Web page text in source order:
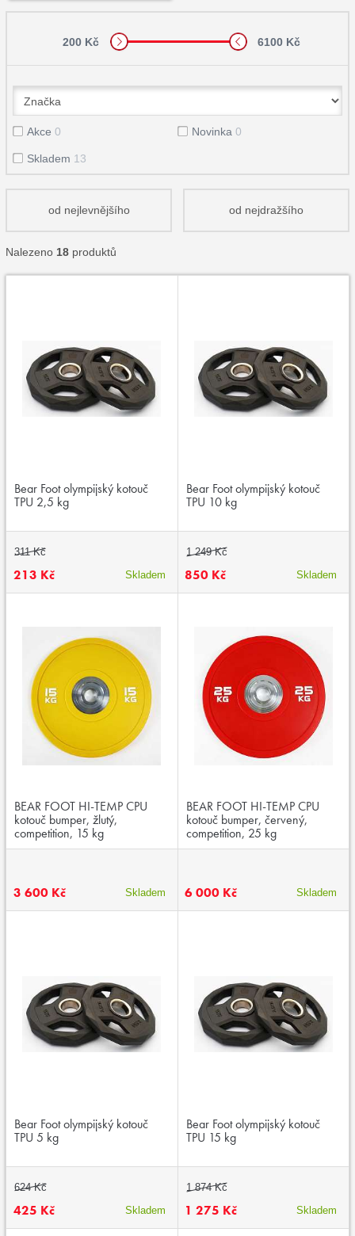
200 Kč 6100 Kč
Akce 0 Novinka 0
Skladem 13
od nejlevnějšího od nejdražšího
Nalezeno 18 produktů
Bear Foot olympijský kotouč
TPU 2,5 kg
311 Kč
213 Kč Skladem
Bear Foot olympijský kotouč
TPU 10 kg
1 249 Kč
850 Kč Skladem
BEAR FOOT HI-TEMP CPU
kotouč bumper, žlutý,
competition, 15 kg
3 600 Kč Skladem
BEAR FOOT HI-TEMP CPU
kotouč bumper, červený,
competition, 25 kg
6 000 Kč Skladem
Bear Foot olympijský kotouč
TPU 5 kg
624 Kč
425 Kč Skladem
Bear Foot olympijský kotouč
TPU 15 kg
1 874 Kč
1 275 Kč Skladem